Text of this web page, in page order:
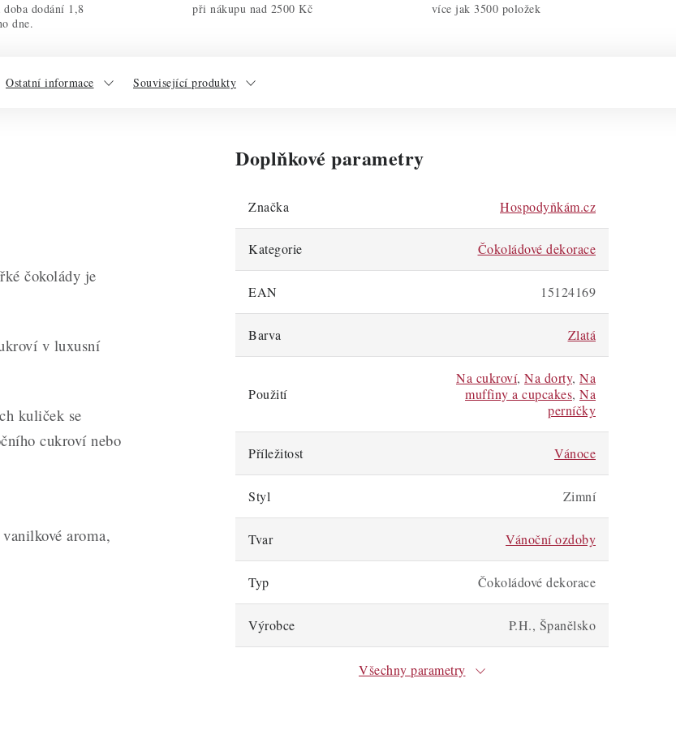
doba dodání 1,8
dne.
při nákupu nad 2500 Kč více jak 3500 položek
Ostatní informace Související produkty
čokolády je
v luxusní
kuliček se
cukroví nebo
aroma,
Doplňkové parametry
Značka Hospodyňkám.cz
Kategorie Čokoládové dekorace
EAN 15124169
Barva Zlatá
Použití
Na cukroví, Na dorty, Na
muffiny a cupcakes, Na
perníčky
Příležitost Vánoce
Styl Zimní
Tvar Vánoční ozdoby
Typ Čokoládové dekorace
Výrobce P.H., Španělsko
Všechny parametry